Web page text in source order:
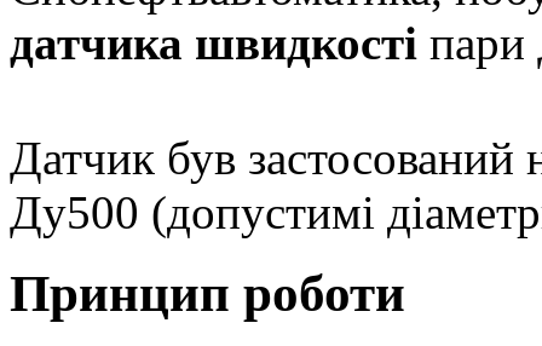
датчика швидкості
Датчик був
Ду500 (допустимі
Принцип роботи